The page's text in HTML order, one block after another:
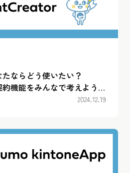
ならどう使いたい？
機能をみんなで考えよう企
2024.12.19